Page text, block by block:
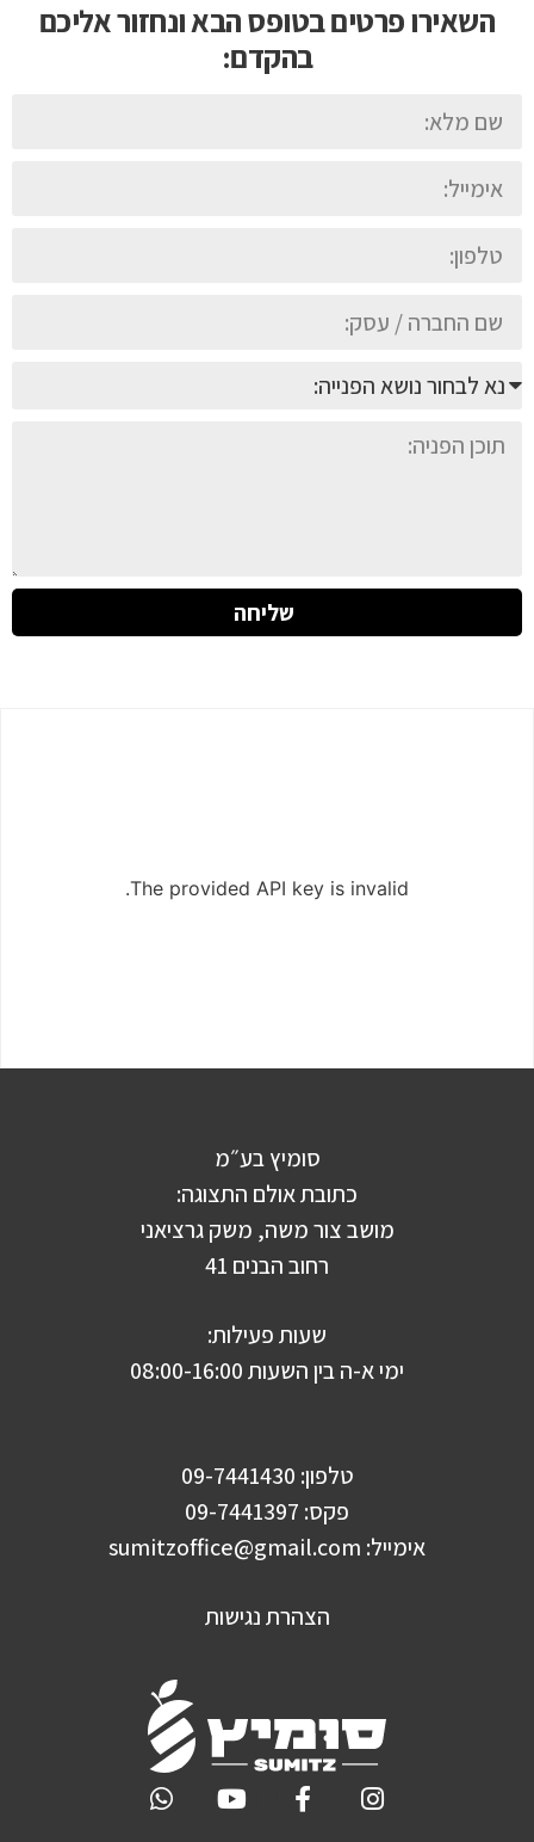
השאירו פרטים בטופס הבא ונחזור אליכם
בהקדם:
שליחה
The provided API key is invalid.
סומיץ בע״מ
כתובת אולם התצוגה:
מושב צור משה, משק גרציאני
רחוב הבנים 41
שעות פעילות:
ימי א-ה בין השעות 08:00-16:00
טלפון: 09-7441430
פקס: 09-7441397
אימייל: sumitzoffice@gmail.com
הצהרת נגישות